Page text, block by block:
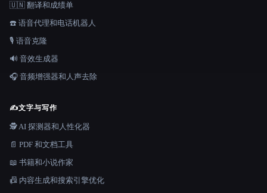
🇺🇳 翻译和成绩单
☎️ 语音代理和电话机器人
🎙️ 语音克隆
🔊 音效生成器
🎧 音频增强器和人声去除
✍️文字与写作
🕵️ AI 探测器和人性化器
📄 PDF 和文档工具
📖 书籍和小说作家
📠 内容生成和搜索引擎优化